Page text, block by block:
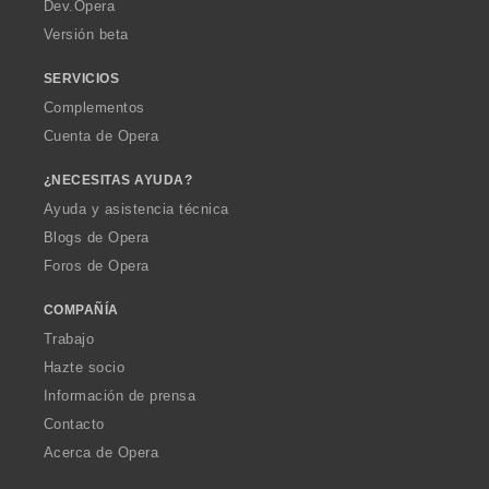
Dev.Opera
Versión beta
SERVICIOS
Complementos
Cuenta de Opera
¿NECESITAS AYUDA?
Ayuda y asistencia técnica
Blogs de Opera
Foros de Opera
COMPAÑÍA
Trabajo
Hazte socio
Información de prensa
Contacto
Acerca de Opera